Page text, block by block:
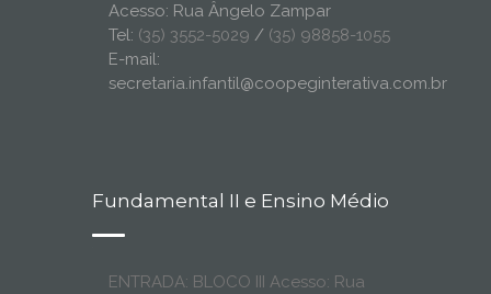
Acesso: Rua Ângelo Zampar
Tel: (35) 3552-5029 / (35) 98858-1055
E-mail:
secretaria.infantil@coopeginterativa.com.br
Fundamental II e Ensino Médio
ENTRADA: BLOCO III Acesso: Rua